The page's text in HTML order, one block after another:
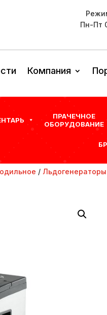
Пн-Пт
Компания
ПРАЧЕЧНОЕ
ОБОРУДОВАНИЕ
/ Льдогенераторы